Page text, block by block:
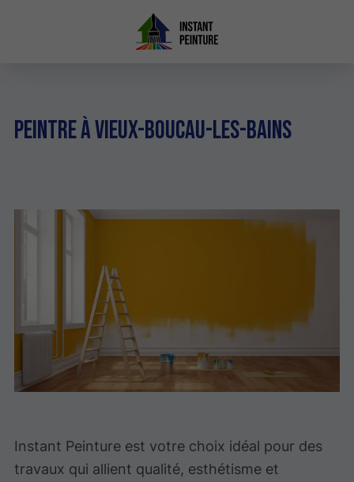
Peintre à Vieux-Boucau-les-Bains
Instant Peinture est votre choix idéal pour des
travaux qui allient qualité, esthétisme et